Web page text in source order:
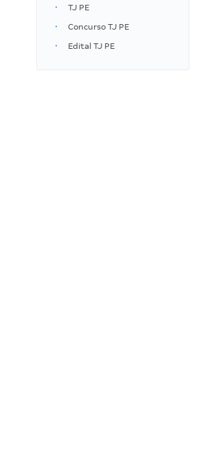
TJ PE
Concurso TJ PE
Edital TJ PE